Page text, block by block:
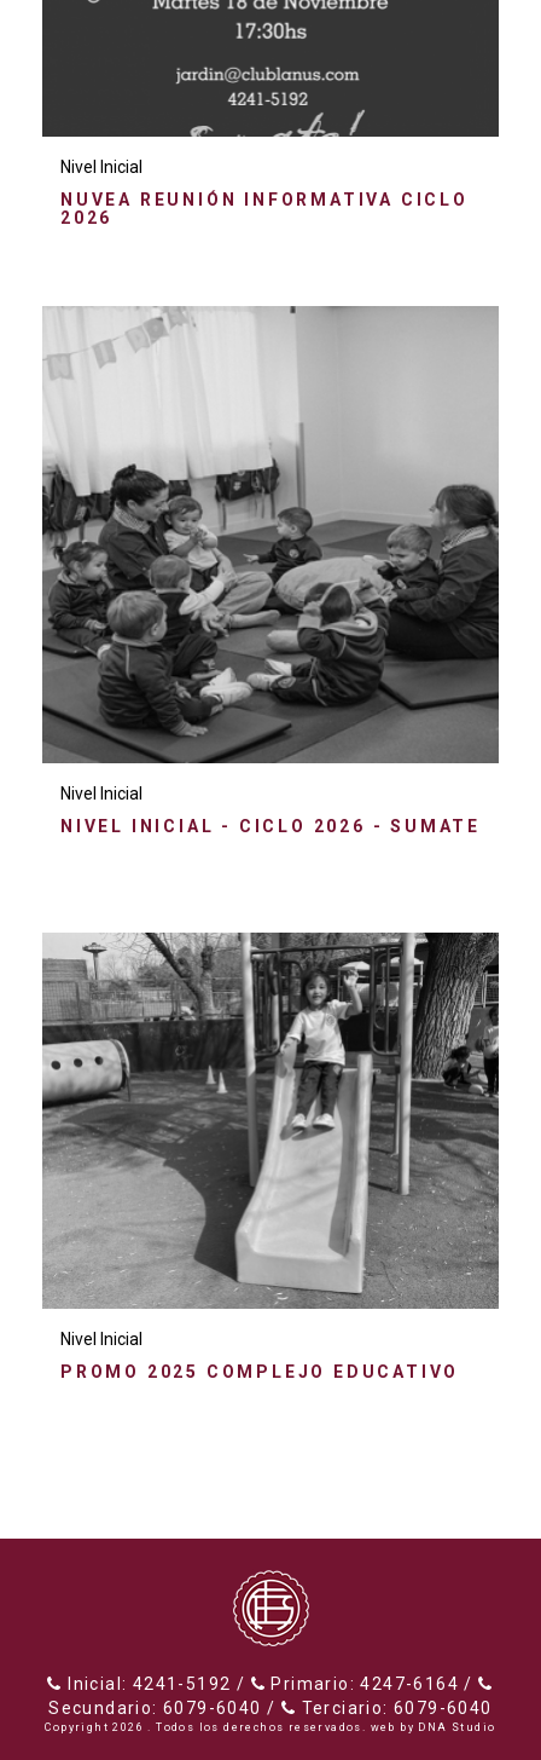
Nivel Inicial
NUVEA REUNIÓN INFORMATIVA CICLO
2026
Nivel Inicial
NIVEL INICIAL - CICLO 2026 - SUMATE
Nivel Inicial
PROMO 2025 COMPLEJO EDUCATIVO
Inicial: 4241-5192 /
Primario: 4247-6164 /
Secundario: 6079-6040 /
Terciario: 6079-6040
Copyright 2026 . Todos los derechos reservados. web by DNA Studio